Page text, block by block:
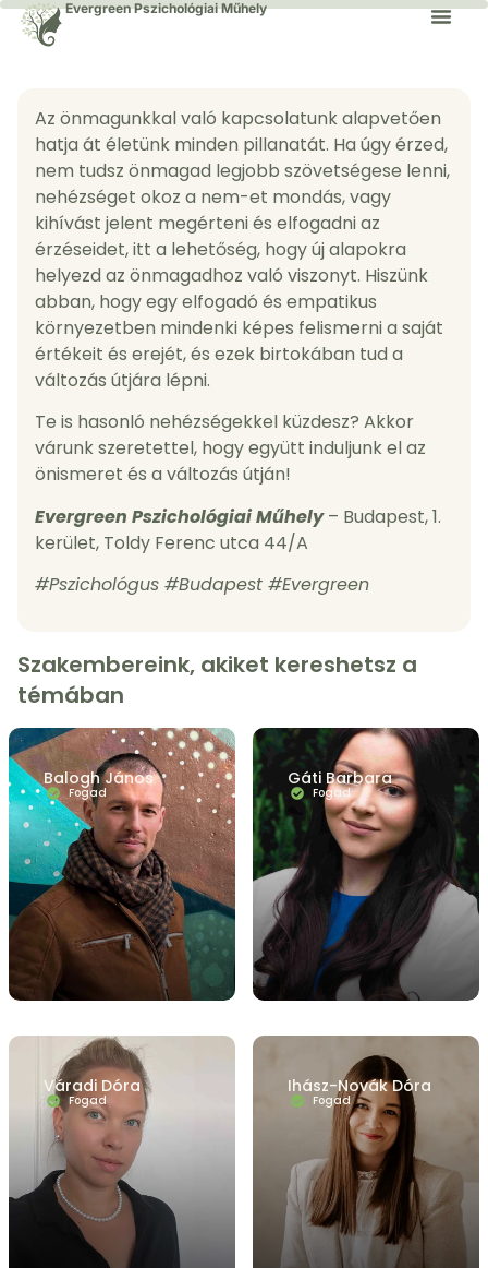
Evergreen Pszichológiai Műhely
Az önmagunkkal való kapcsolatunk alapvetően
hatja át életünk minden pillanatát. Ha úgy érzed,
nem tudsz önmagad legjobb szövetségese lenni,
nehézséget okoz a nem-et mondás, vagy
kihívást jelent megérteni és elfogadni az
érzéseidet, itt a lehetőség, hogy új alapokra
helyezd az önmagadhoz való viszonyt. Hiszünk
abban, hogy egy elfogadó és empatikus
környezetben mindenki képes felismerni a saját
értékeit és erejét, és ezek birtokában tud a
változás útjára lépni.
Te is hasonló nehézségekkel küzdesz? Akkor
várunk szeretettel, hogy együtt induljunk el az
önismeret és a változás útján!
Evergreen Pszichológiai Műhely– Budapest, 1.
kerület, Toldy Ferenc utca 44/A
#Pszichológus #Budapest #Evergreen
Szakembereink, akiket kereshetsz a
témában
FUTÓTERÁPIA KAPCSOLATI PROBLÉMÁK KRÍZISEK
MUNKAHELYI PROBLÉMÁK ÖNÉRTÉKELÉS / ÖNBIZALOM
SPORTPSZICHOLÓGIA STRESSZ-SZORONGÁS SZEXUALITÁS
TERMÉSZETKAPCSOLAT VESZTESÉGÉLMÉNYEK ÉS GYÁSZ
Balogh János
Fogad
Gáti Barbara
Fogad
Váradi Dóra
Fogad
Ihász-Novák Dóra
Fogad